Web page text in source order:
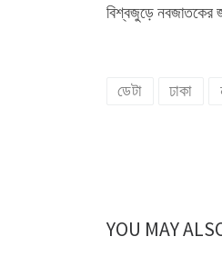
বিশ্বজুড়ে নবজাতকের
ডেটা ঢাকা
YOU MAY